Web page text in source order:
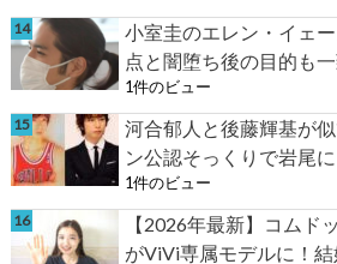
小室圭のエレン・イェ
点と闇堕ち後の目的も
1件のビュー
河合郁人と後藤輝基が
ン公認そっくりで岩尾
1件のビュー
【2026年最新】コムド
がViVi専属モデルに！